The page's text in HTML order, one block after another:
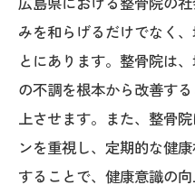
みを和らげるだけでなく
とにあります。整骨院は
の不調を根本から改善す
上させます。また、整骨
ンを重視し、定期的な健
することで、健康意識の